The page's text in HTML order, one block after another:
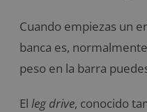
Cuando empiezas un
banca es,
peso en la barra
El leg drive, conocido